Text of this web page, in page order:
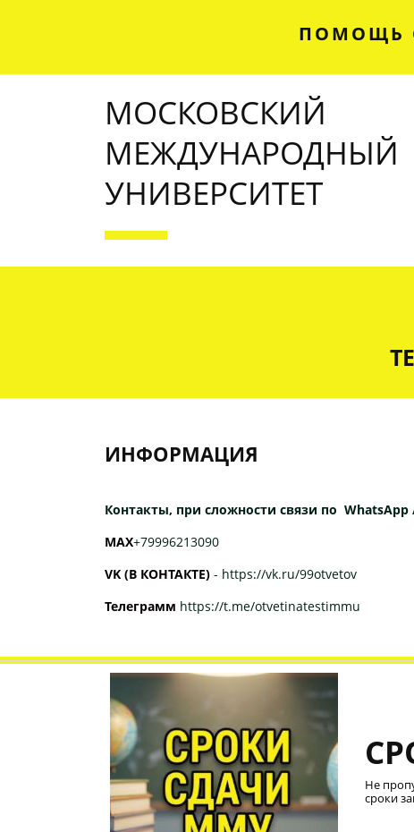
ПОМОЩЬ
МОСКОВСКИЙ
МЕЖДУНАРОДНЫЙ
УНИВЕРСИТЕТ
ИНФОРМАЦИЯ
Контакты, при сложности связи по WhatsApp
МАХ+79996213090
VK (В КОНТАКТЕ) - https://vk.ru/99otvetov
Телеграмм https://t.me/otvetinatestimmu
Не
сроки